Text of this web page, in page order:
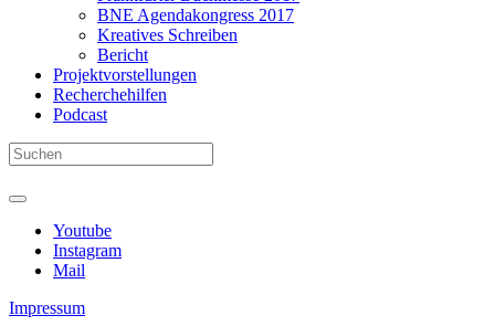
BNE Agendakongress 2017
Kreatives Schreiben
Bericht
Projektvorstellungen
Recherchehilfen
Podcast
Youtube
Instagram
Mail
Impressum